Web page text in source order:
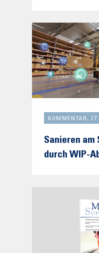
KOMMENTAR,
Sanieren am
durch WIP-